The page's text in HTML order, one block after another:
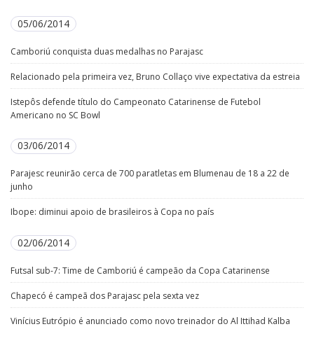
05/06/2014
Camboriú conquista duas medalhas no Parajasc
Relacionado pela primeira vez, Bruno Collaço vive expectativa da estreia
Istepôs defende título do Campeonato Catarinense de Futebol
Americano no SC Bowl
03/06/2014
Parajesc reunirão cerca de 700 paratletas em Blumenau de 18 a 22 de
junho
Ibope: diminui apoio de brasileiros à Copa no país
02/06/2014
Futsal sub-7: Time de Camboriú é campeão da Copa Catarinense
Chapecó é campeã dos Parajasc pela sexta vez
Vinícius Eutrópio é anunciado como novo treinador do Al Ittihad Kalba